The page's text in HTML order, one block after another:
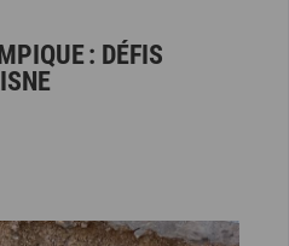
: DÉFIS